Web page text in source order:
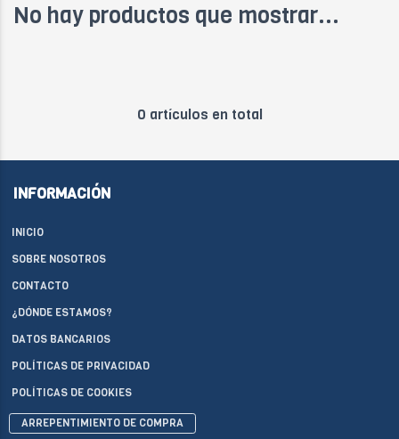
No hay productos que mostrar...
0 artículos en total
INFORMACIÓN
INICIO
SOBRE NOSOTROS
CONTACTO
¿DÓNDE ESTAMOS?
DATOS BANCARIOS
POLÍTICAS DE PRIVACIDAD
POLÍTICAS DE COOKIES
ARREPENTIMIENTO DE COMPRA